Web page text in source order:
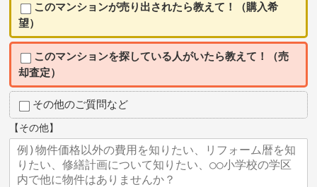
このマンションが売り出されたら教えて！（購入希
望）
このマンションを探している人がいたら教えて！（売
却査定）
その他のご質問など
【その他】